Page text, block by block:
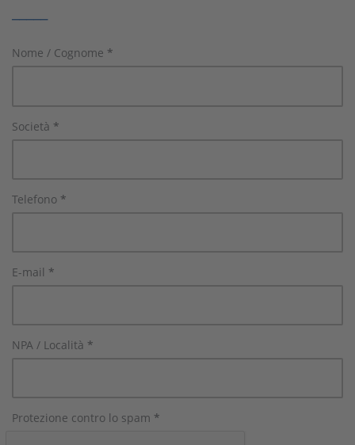
Nome / Cognome *
Società *
Telefono *
E-mail *
NPA / Località *
Protezione contro lo spam *